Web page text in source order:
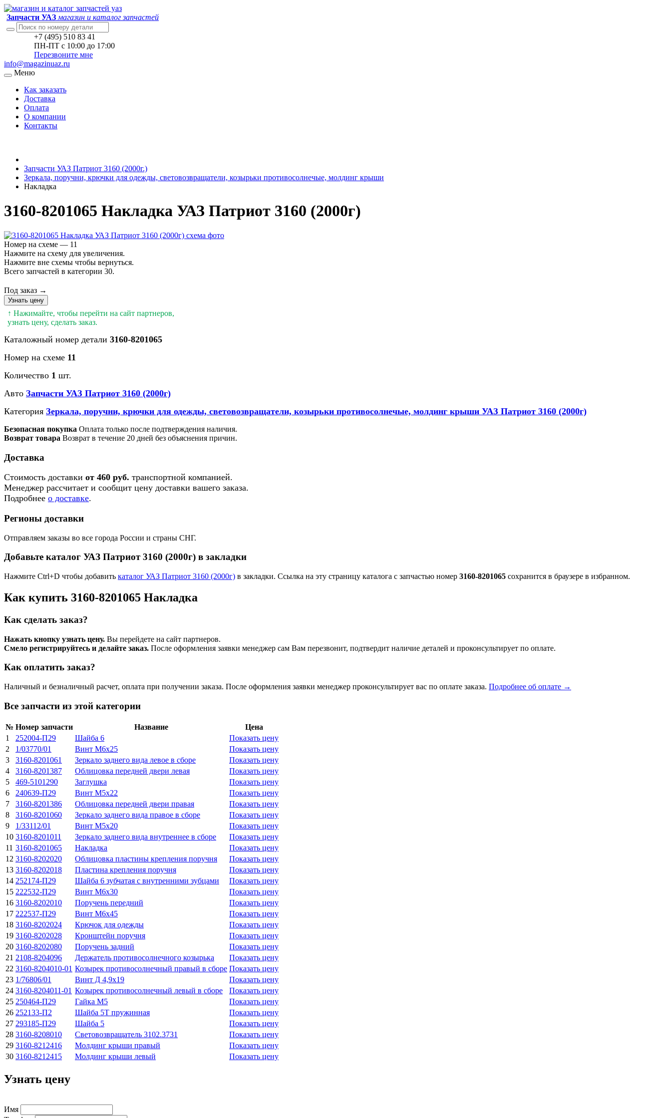
Запчасти УАЗ магазин и каталог запчастей
+7 (495) 510 83 41
ПН-ПТ с 10:00 до 17:00
Перезвоните мне
info@magazinuaz.ru
Меню
Как заказать
Доставка
Оплата
О компании
Контакты
Запчасти УАЗ Патриот 3160 (2000г.)
Зеркала, поручни, крючки для одежды, световозвращатели, козырьки противосолнечые, молдинг крыши
Накладка
3160-8201065 Накладка УАЗ Патриот 3160 (2000г)
Номер на схеме — 11
Нажмите на схему для увеличения.
Нажмите вне схемы чтобы вернуться.
Всего запчастей в категории 30.
Под заказ →
Узнать цену
↑ Нажимайте, чтобы перейти на сайт партнеров,
узнать цену, сделать заказ.
Каталожный номер детали 3160-8201065
Номер на схеме 11
Количество 1 шт.
Авто Запчасти УАЗ Патриот 3160 (2000г)
Категория Зеркала, поручни, крючки для одежды, световозвращатели, козырьки противосолнечые, молдинг крыши УАЗ Патриот 3160 (2000г)
Безопасная покупка Оплата только после подтверждения наличия.
Возврат товара Возврат в течение 20 дней без объяснения причин.
Доставка
Стоимость доставки от 460 руб. транспортной компанией.
Менеджер рассчитает и сообщит цену доставки вашего заказа.
Подробнее о доставке.
Регионы доставки
Отправляем заказы во все города России и страны СНГ.
Добавьте каталог УАЗ Патриот 3160 (2000г) в закладки
Нажмите Ctrl+D чтобы добавить каталог УАЗ Патриот 3160 (2000г) в закладки. Ссылка на эту страницу каталога с запчастью номер 3160-8201065 сохранится в браузере в избранном.
Как купить 3160-8201065 Накладка
Как сделать заказ?
Нажать кнопку узнать цену. Вы перейдете на сайт партнеров.
Смело регистрируйтесь и делайте заказ. После оформления заявки менеджер сам Вам перезвонит, подтвердит наличие деталей и проконсультирует по оплате.
Как оплатить заказ?
Наличный и безналичный расчет, оплата при получении заказа. После оформления заявки менеджер проконсультирует вас по оплате заказа. Подробнее об оплате →
Все запчасти из этой категории
№ Номер запчасти Название
Цена
1
252004-П29 Шайба 6
Показать цену
2
1/03770/01 Винт М6х25
Показать цену
3
3160-8201061 Зеркало заднего вида левое в сборе
Показать цену
4
3160-8201387 Облицовка передней двери левая
Показать цену
5
469-5101290 Заглушка
Показать цену
6
240639-П29 Винт М5х22
Показать цену
7
3160-8201386 Облицовка передней двери правая
Показать цену
8
3160-8201060 Зеркало заднего вида правое в сборе
Показать цену
9
1/33112/01 Винт М5х20
Показать цену
10 3160-8201011 Зеркало заднего вида внутреннее в сборе
Показать цену
11 3160-8201065 Накладка
Показать цену
12 3160-8202020 Облицовка пластины крепления поручня
Показать цену
13 3160-8202018 Пластина крепления поручня
Показать цену
14 252174-П29 Шайба 6 зубчатая с внутренними зубцами
Показать цену
15 222532-П29 Винт М6х30
Показать цену
16 3160-8202010 Поручень передний
Показать цену
17 222537-П29 Винт М6х45
Показать цену
18 3160-8202024 Крючок для одежды
Показать цену
19 3160-8202028 Кронштейн поручня
Показать цену
20 3160-8202080 Поручень задний
Показать цену
21 2108-8204096 Держатель противосолнечного козырька
Показать цену
22 3160-8204010-01 Козырек противосолнечный правый в сборе Показать цену
23 1/76806/01 Винт Д 4,9x19
Показать цену
24 3160-8204011-01 Козырек противосолнечный левый в сборе
Показать цену
25 250464-П29 Гайка М5
Показать цену
26 252133-П2 Шайба 5Т пружинная
Показать цену
27 293185-П29 Шайба 5
Показать цену
28 3160-8208010 Световозвращатель 3102.3731
Показать цену
29 3160-8212416 Молдинг крыши правый
Показать цену
30 3160-8212415 Молдинг крыши левый Показать цену
Узнать цену
Имя